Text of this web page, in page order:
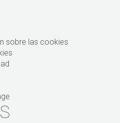
sobre las cookies